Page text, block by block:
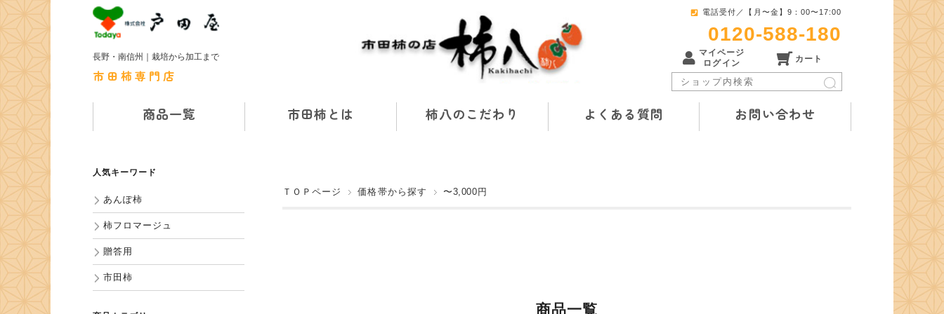
長野・南信州｜栽培から加工まで
市田柿専門店
電話受付／【月〜金】9：00〜17:00
0120-588-180
マイページ
ログイン
カート
商品一覧 市田柿とは 柿八のこだわり よくある質問 お問い合わせ
ＴＯＰページ 価格帯から探す 〜3,000円
商品一覧
人気キーワード
あんぽ柿
柿フロマージュ
贈答用
市田柿